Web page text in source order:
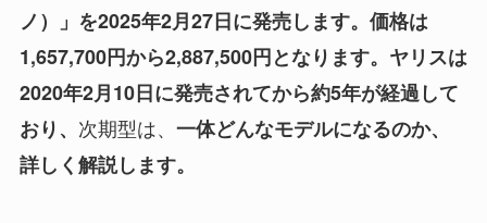
ノ）」を2025年2月27日に発売します。価格は
1,657,700円から2,887,500円となります。ヤリスは
2020年2月10日に発売されてから約5年が経過して
おり、 次期型は、 一体どんなモデルになるのか、
詳しく解説します。